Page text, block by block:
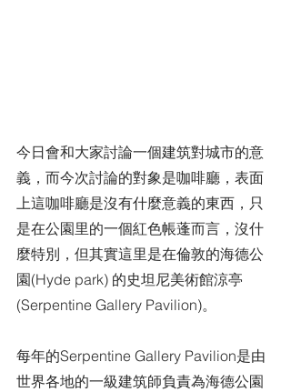
今日會和大家討論一個建筑對城市的意
義，而今次討論的對象是咖啡廳，表面
上這咖啡廳是沒有什麼意義的東西，只
是在公園里的一個紅色帳蓬而言，沒什
麼特別，但其實這里是在倫敦的海德公
園(Hyde park) 的史坦尼美術館涼亭
(Serpentine Gallery Pavilion)。
每年的Serpentine Gallery Pavilion是由
世界各地的一級建筑師負責為海德公園